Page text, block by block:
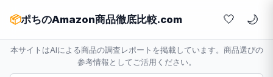
📦ポちのAmazon商品徹底比較.com 🤍
本サイトはAIによる商品の調査レポートを掲載しています。商品選びの
参考情報としてご活用ください。